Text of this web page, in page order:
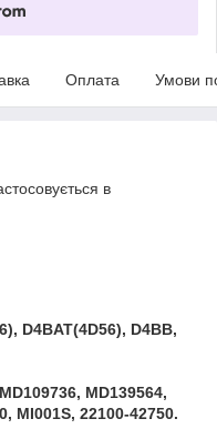
Оплата Умови
в
D4BAT(4D56), D4BB,
MD109736, MD139564,
MI001S, 22100-42750.